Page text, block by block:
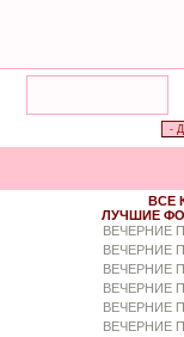
ВСЕ
ЛУЧШИЕ
ВЕЧЕРНИЕ
ВЕЧЕРНИЕ
ВЕЧЕРНИЕ
ВЕЧЕРНИЕ
ВЕЧЕРНИЕ
ВЕЧЕРНИЕ